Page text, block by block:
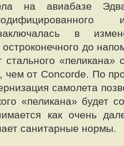
на авиабазе
в
остроконечного до
«пеликана»
от Concorde. По
самолета
«пеликана» будет
как очень
санитарные нормы.